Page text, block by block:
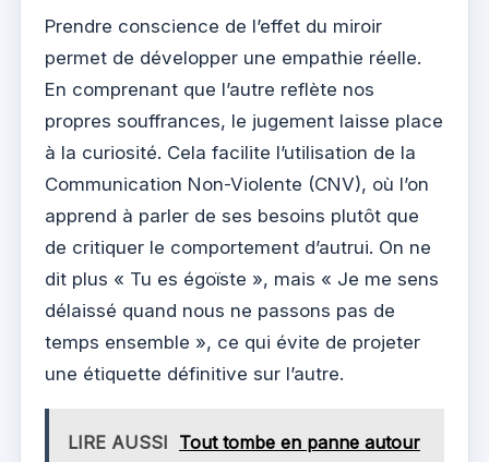
Prendre conscience de l’effet du miroir
permet de développer une empathie réelle.
En comprenant que l’autre reflète nos
propres souffrances, le jugement laisse place
à la curiosité. Cela facilite l’utilisation de la
Communication Non-Violente (CNV), où l’on
apprend à parler de ses besoins plutôt que
de critiquer le comportement d’autrui. On ne
dit plus « Tu es égoïste », mais « Je me sens
délaissé quand nous ne passons pas de
temps ensemble », ce qui évite de projeter
une étiquette définitive sur l’autre.
LIRE AUSSI Tout tombe en panne autour